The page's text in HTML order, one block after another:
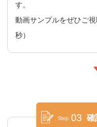
す。
動画サンプルをぜひご
秒）
Step 03 確